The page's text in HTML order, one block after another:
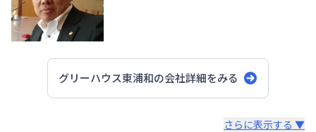
グリーハウス東浦和の会社詳細をみる
さらに表示する ▼